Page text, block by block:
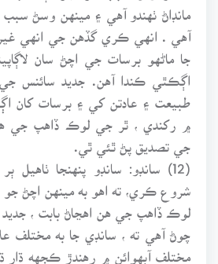
مانڊاڻ ٺهندو آهي ۽ مينهن وسڻ
آهي . انهي ڪري گڏهن جي انهي
جا ماڻهو برسات جي اچڻ سان
اڳڪٿي ڪندا آهن. جديد سائنس
طبيعت ۽ عادتن کي ۽ برسات کان
۾ رکندي ، ٿر جي لوڪ ڏاهپ جي
جي تصديق پڻ ٿئي ٿي.
(12) سانڊو: سانڊو پنهنجا
شروع ڪري، ته اهو به مينهن اچڻ جو
لوڪ ڏاهپ جي هن اهڃاڻ بابت ،
چوڻ آهي ته ، سانڊي جا به مختلف
مختلف آبهوائن ۾ رهندڙ ڪجهه ڌار